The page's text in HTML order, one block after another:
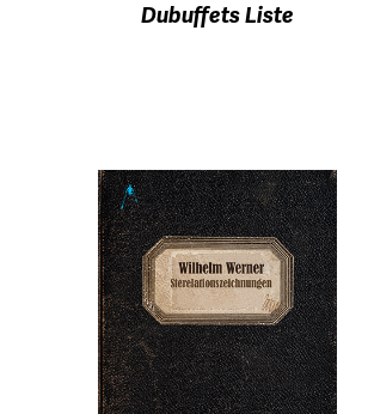
Dubuffets Liste